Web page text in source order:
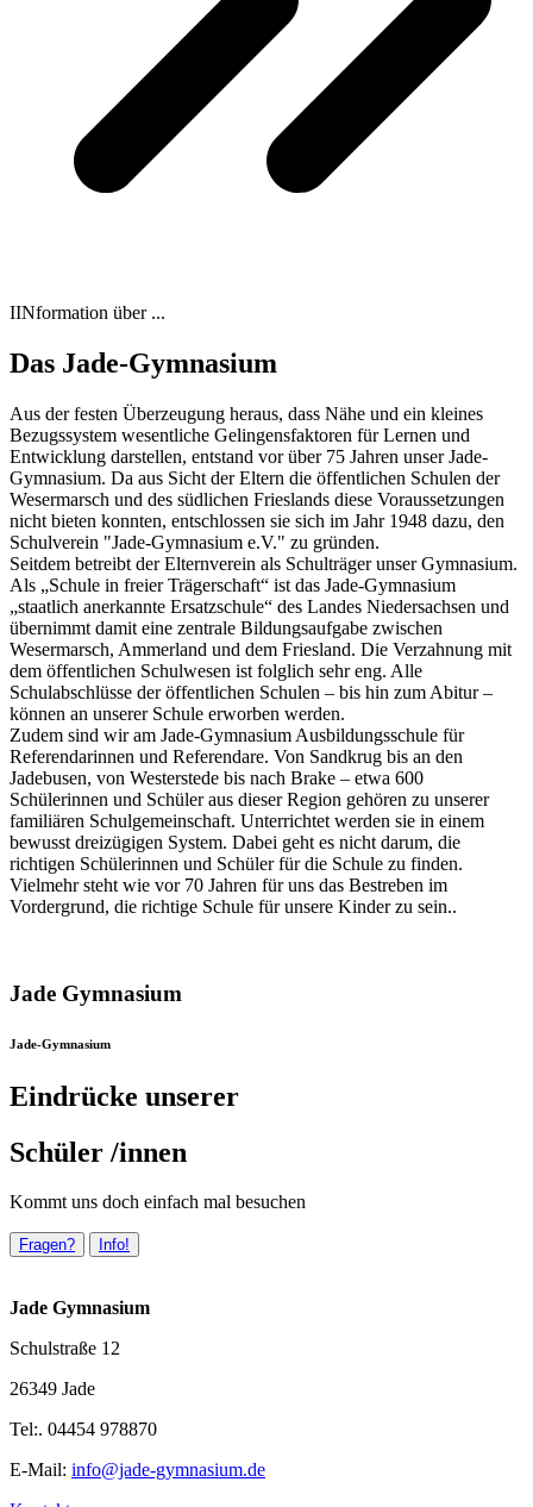
IINformation über ...
Das Jade-Gymnasium
Aus der festen Überzeugung heraus, dass Nähe und ein kleines
Bezugssystem wesentliche Gelingensfaktoren für Lernen und
Entwicklung darstellen, entstand vor über 75 Jahren unser Jade-
Gymnasium. Da aus Sicht der Eltern die öffentlichen Schulen der
Wesermarsch und des südlichen Frieslands diese Voraussetzungen
nicht bieten konnten, entschlossen sie sich im Jahr 1948 dazu, den
Schulverein "Jade-Gymnasium e.V." zu gründen.
Seitdem betreibt der Elternverein als Schulträger unser Gymnasium.
Als „Schule in freier Trägerschaft“ ist das Jade-Gymnasium
„staatlich anerkannte Ersatzschule“ des Landes Niedersachsen und
übernimmt damit eine zentrale Bildungsaufgabe zwischen
Wesermarsch, Ammerland und dem Friesland. Die Verzahnung mit
dem öffentlichen Schulwesen ist folglich sehr eng. Alle
Schulabschlüsse der öffentlichen Schulen – bis hin zum Abitur –
können an unserer Schule erworben werden.
Zudem sind wir am Jade-Gymnasium Ausbildungsschule für
Referendarinnen und Referendare. Von Sandkrug bis an den
Jadebusen, von Westerstede bis nach Brake – etwa 600
Schülerinnen und Schüler aus dieser Region gehören zu unserer
familiären Schulgemeinschaft. Unterrichtet werden sie in einem
bewusst dreizügigen System. Dabei geht es nicht darum, die
richtigen Schülerinnen und Schüler für die Schule zu finden.
Vielmehr steht wie vor 70 Jahren für uns das Bestreben im
Vordergrund, die richtige Schule für unsere Kinder zu sein..
Jade Gymnasium
Jade-Gymnasium
Eindrücke unserer
Schüler /innen
Kommt uns doch einfach mal besuchen
Fragen? Info!
Jade Gymnasium
Schulstraße 12
26349 Jade
Tel:. 04454 978870
E-Mail: info@jade-gymnasium.de